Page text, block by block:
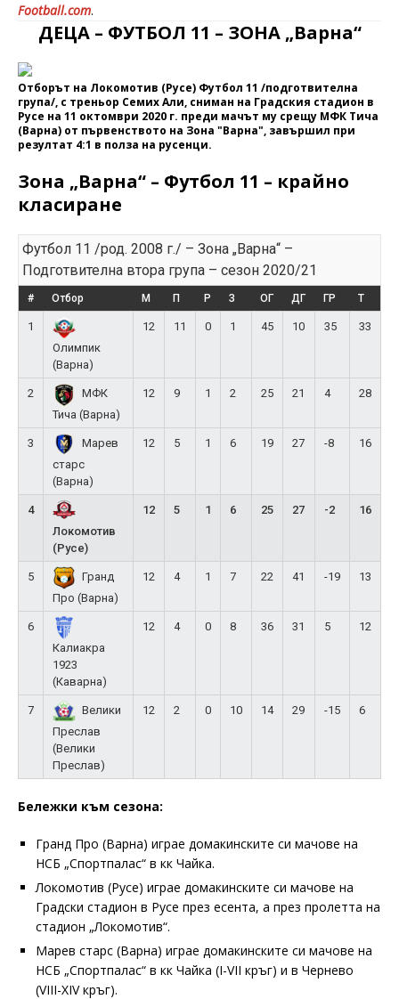
Football.com.
ДЕЦА – ФУТБОЛ 11 – ЗОНА „Варна“
Отборът на Локомотив (Русе) Футбол 11 /подготвителна
група/, с треньор Семих Али, сниман на Градския стадион в
Русе на 11 октомври 2020 г. преди мачът му срещу МФК Тича
(Варна) от първенството на Зона "Варна", завършил при
резултат 4:1 в полза на русенци.
Зона „Варна“ – Футбол 11 – крайно
класиране
Футбол 11 /род. 2008 г./ – Зона „Варна“ –
Подготвителна втора група – сезон 2020/21
# Отбор М П Р З ОГ ДГ ГР Т
1
Олимпик
(Варна)
12 11 0 1 45 10 35 33
2
МФК
Тича (Варна)
12 9 1 2 25 21 4 28
3
Марев
старс
(Варна)
12 5 1 6 19 27 -8 16
4
Локомотив
(Русе)
12 5 1 6 25 27 -2 16
5
Гранд
Про (Варна)
12 4 1 7 22 41 -19 13
6
Калиакра
1923
(Каварна)
12 4 0 8 36 31 5 12
7
Велики
Преслав
(Велики
Преслав)
12 2 0 10 14 29 -15 6
Бележки към сезона:
Гранд Про (Варна) играе домакинските си мачове на
НСБ „Спортпалас“ в кк Чайка.
Локомотив (Русе) играе домакинските си мачове на
Градски стадион в Русе през есента, а през пролетта на
стадион „Локомотив“.
Марев старс (Варна) играе домакинските си мачове на
НСБ „Спортпалас“ в кк Чайка (I-VII кръг) и в Чернево
(VIII-XIV кръг).